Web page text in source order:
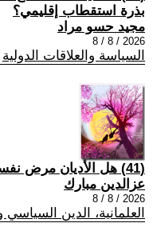
بذرة استقطاب إقليمي؟
مجيد حسو مراد
2026 / 8 / 8
السياسة والعلاقات الدولية
(41) هل الأديان مرض نفسي ولماذا؟
عزالدين مبارك
2026 / 8 / 8
العلمانية، الدين السياسي